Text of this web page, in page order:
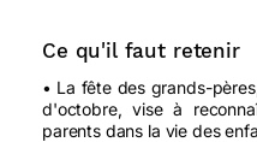
Ce qu'il faut retenir
• La fête des grands-
d'octobre, vise à
parents dans la vie des